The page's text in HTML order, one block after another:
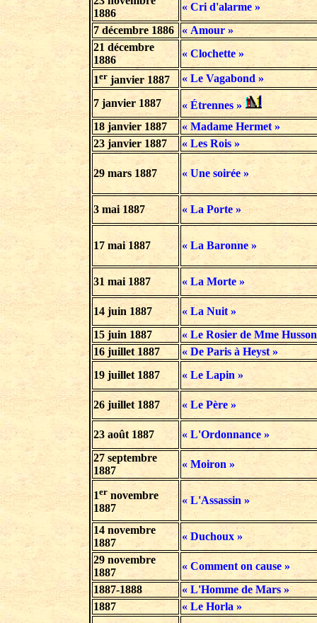
1886
« Cri d'alarme »
7 décembre 1886
« Amour »
21 décembre
1886
« Clochette »
1erjanvier 1887 « Le Vagabond »
7 janvier 1887
« Étrennes »
18 janvier 1887
« Madame Hermet »
23 janvier 1887
« Les Rois »
29 mars 1887 « Une soirée »
3 mai 1887 « La Porte »
17 mai 1887 « La Baronne »
31 mai 1887 « La Morte »
14 juin 1887
« La Nuit »
15 juin 1887
« Le Rosier de Mme
16 juillet 1887
« De Paris à Heyst »
19 juillet 1887
« Le Lapin »
26 juillet 1887 « Le Père »
23 août 1887
« L'Ordonnance »
27 septembre
1887
« Moiron »
1ernovembre
1887
« L'Assassin »
14 novembre
1887
« Duchoux »
29 novembre
1887
« Comment on cause »
1887-1888
« L'Homme de Mars »
1887
« Le Horla »